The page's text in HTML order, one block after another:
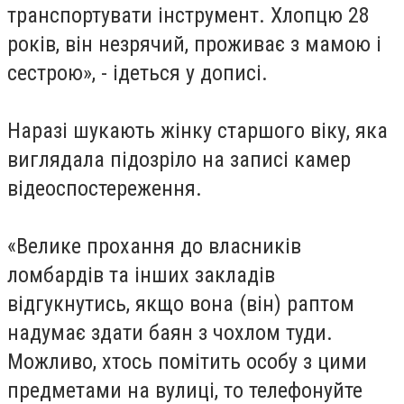
транспортувати інструмент. Хлопцю 28
років, він незрячий, проживає з мамою і
сестрою», - ідеться у дописі.
Наразі шукають жінку старшого віку, яка
виглядала підозріло на записі камер
відеоспостереження.
«Велике прохання до власників
ломбардів та інших закладів
відгукнутись, якщо вона (він) раптом
надумає здати баян з чохлом туди.
Можливо, хтось помітить особу з цими
предметами на вулиці, то телефонуйте